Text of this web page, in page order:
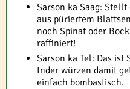
Sarson ka Saag:
aus püriertem
noch Spinat oder
raffiniert!
Sarson ka Tel: Das ist
Inder würzen damit
einfach bombastisch.